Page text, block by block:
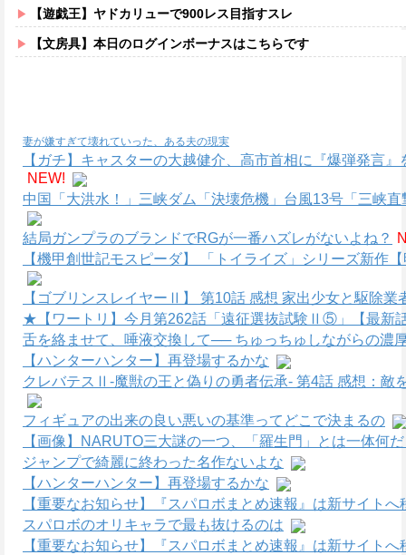
【遊戯王】ヤドカリューで900レス目指すスレ
【文房具】本日のログインボーナスはこちらです
妻が嫌すぎて壊れていった、ある夫の現実
【ガチ】キャスターの大越健介、高市首相に『爆弾発言
NEW!
中国「大洪水！」三峡ダム「決壊危機」台風13号「三峡
結局ガンプラのブランドでRGが一番ハズレがないよね？
【機甲創世記モスピーダ】 「トイライズ」シリーズ新作
【ゴブリンスレイヤーⅡ】 第10話 感想 家出少女と駆除業
★【ワートリ】今月第262話「遠征選抜試験Ⅱ⑤」【最新
舌を絡ませて、唾液交換して── ちゅっちゅしながらの濃
【ハンターハンター】再登場するかな
クレバテスⅡ-魔獣の王と偽りの勇者伝承- 第4話 感想：敵
フィギュアの出来の良い悪いの基準ってどこで決まるの
【画像】NARUTO三大謎の一つ、「羅生門」とは一体何
ジャンプで綺麗に終わった名作ないよな
【ハンターハンター】再登場するかな
【重要なお知らせ】『スパロボまとめ速報』は新サイトへ
スパロボのオリキャラで最も抜けるのは
【重要なお知らせ】『スパロボまとめ速報』は新サイトへ